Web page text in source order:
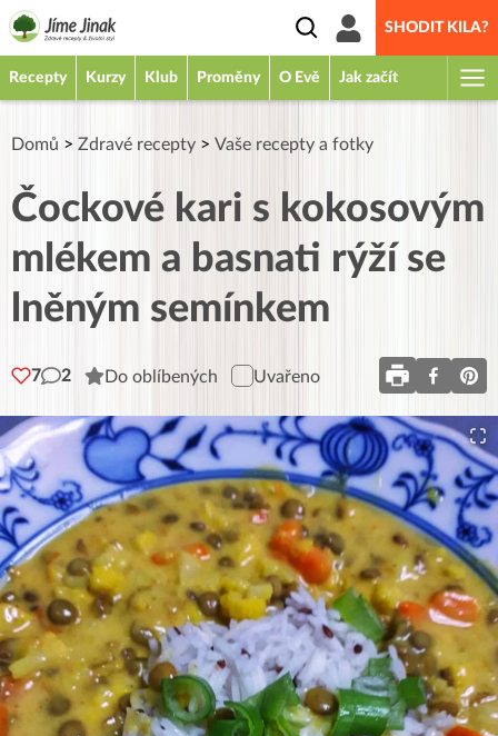
SHODIT KILA?
Recepty Kurzy Klub Proměny O Evě Jak začít
Domů > Zdravé recepty > Vaše recepty a fotky
Čockové kari s kokosovým
mlékem a basnati rýží se
lněným semínkem
7 2 Do oblíbených Uvařeno